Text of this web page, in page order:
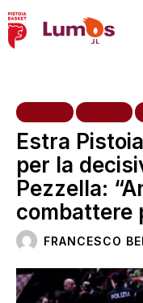
Estra
per la
Pezzella:
combattere
FRANCESCO